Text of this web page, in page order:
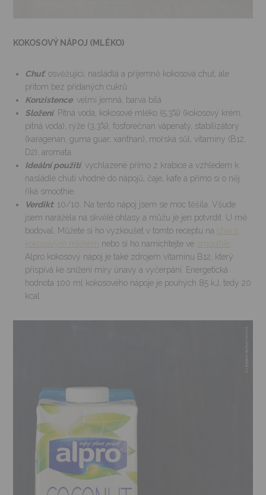
KOKOSOVÝ NÁPOJ (MLÉKO)
Chuť: osvěžující, nasládlá a příjemně kokosová chuť, ale
přitom bez přidaných cukrů
Konzistence: velmi jemná, barva bílá
Složení: Pitná voda, kokosové mléko (5,3%) (kokosový krém,
pitná voda), rýže (3,3%), fosforečnan vápenatý, stabilizátory
(karagenan, guma guar, xanthan), mořská sůl, vitaminy (B12,
D2), aromata.
Ideální použití: vychlazené přímo z krabice a vzhledem k
nasládlé chuti vhodné do nápojů, čaje, kafe a přímo si o něj
říká smoothie.
Verdikt: 10/10. Na tento nápoj jsem se moc těšila. Všude
jsem narážela na skvělé ohlasy a můžu je jen potvrdit. U mě
bodoval. Můžete si ho vyzkoušet v tomto receptu nachai s
kokosovým mlékem nebo si ho namíchtejte ve smoothie.
Alpro kokosový nápoj je také zdrojem vitaminu B12, který
přispívá ke snížení míry únavy a vyčerpání. Energetická
hodnota 100 ml kokosového nápoje je pouhých 85 kJ, tedy 20
kcal.